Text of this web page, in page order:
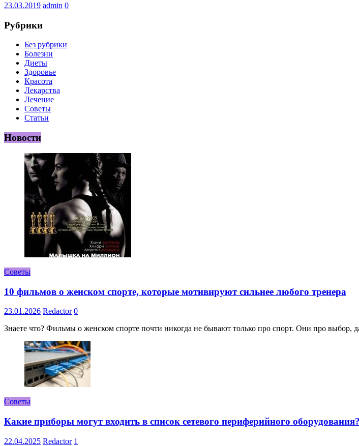
23.03.2019 admin 0
Рубрики
Без рубрики
Болезни
Диеты
Здоровье
Красота
Лекарства
Лечение
Советы
Статьи
Новости
Советы
10 фильмов о женском спорте, которые мотивируют сильнее любого тренера
23.01.2026 Redactor 0
Знаете что? Фильмы о женском спорте почти никогда не бывают только про спорт. Они про выбор,
Советы
Какие приборы могут входить в список сетевого периферийного оборудования?
22.04.2025 Redactor 1